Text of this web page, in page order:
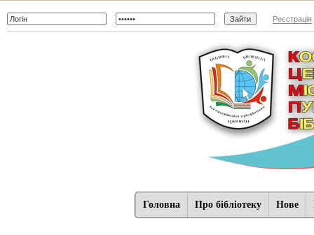
Реєстрація
Головна Про бібліотеку Нове